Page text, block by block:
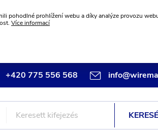
pohodlné prohlížení webu a díky analýze provozu
Více informací
+420 775 556 568